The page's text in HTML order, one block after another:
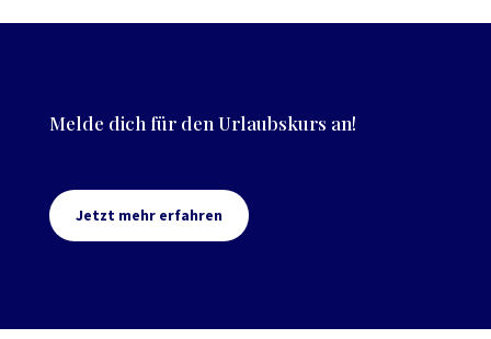
Melde dich für den Urlaubskurs an!
Jetzt mehr erfahren